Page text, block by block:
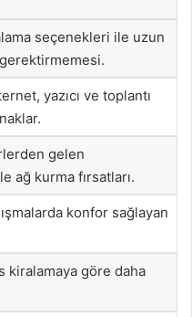
seçenekleri ile uzun
yazıcı ve toplantı
gelen
ağ kurma fırsatları.
konfor sağlayan
kiralamaya göre daha